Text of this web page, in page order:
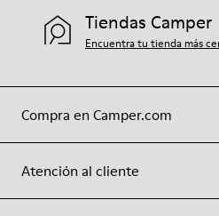
Compra en Camper.com
Atención al cliente
Tiendas Camper
Encuentra tu tienda más